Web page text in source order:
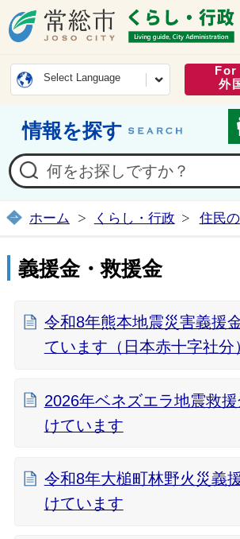
常総市公
Select Language
外
情報を探す
ホーム くらし・行政 住民
義援金・救援金
令和8年熊本地震災害義援
ています（日本赤十字社分
2026年ベネズエラ地震救
けています
令和8年大槌町林野火災義
けています